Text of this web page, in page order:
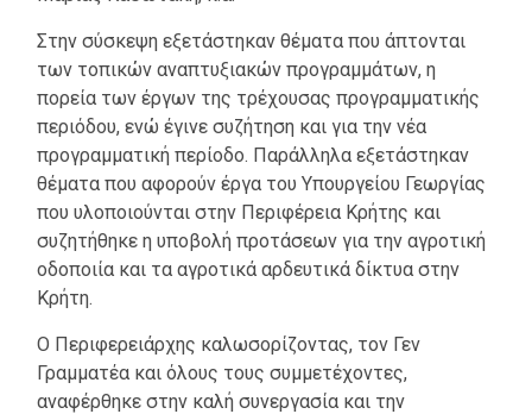
Στην σύσκεψη εξετάστηκαν θέματα που άπτονται
των τοπικών αναπτυξιακών προγραμμάτων, η
πορεία των έργων της τρέχουσας προγραμματικής
περιόδου, ενώ έγινε συζήτηση και για την νέα
προγραμματική περίοδο. Παράλληλα εξετάστηκαν
θέματα που αφορούν έργα του Υπουργείου Γεωργίας
που υλοποιούνται στην Περιφέρεια Κρήτης και
συζητήθηκε η υποβολή προτάσεων για την αγροτική
οδοποιία και τα αγροτικά αρδευτικά δίκτυα στην
Κρήτη.
Ο Περιφερειάρχης καλωσορίζοντας, τον Γεν
Γραμματέα και όλους τους συμμετέχοντες,
αναφέρθηκε στην καλή συνεργασία και την